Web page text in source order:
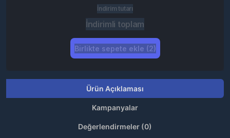
İndirim tutarı
İndirimli toplam
Birlikte sepete ekle (2)
Ürün Açıklaması
Kampanyalar
Değerlendirmeler (0)